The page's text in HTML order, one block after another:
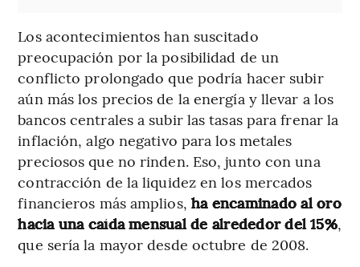
Los acontecimientos han suscitado
preocupación por la posibilidad de un
conflicto prolongado que podría hacer subir
aún más los precios de la energía y llevar a los
bancos centrales a subir las tasas para frenar la
inflación, algo negativo para los metales
preciosos que no rinden. Eso, junto con una
contracción de la liquidez en los mercados
financieros más amplios, ha encaminado al oro
hacia una caída mensual de alrededor del 15%,
que sería la mayor desde octubre de 2008.